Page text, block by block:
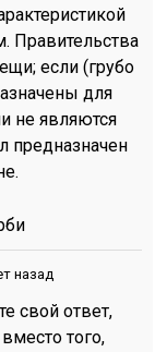
Правительства
если (грубо
для
не являются
предназначен
назад
свой ответ,
того,